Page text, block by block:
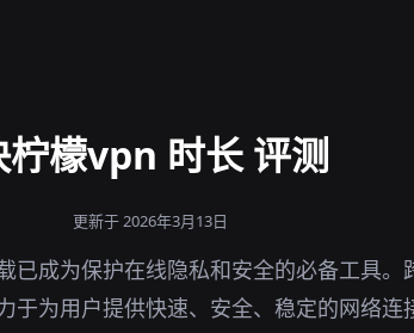
柠檬vpn 时长 评测
更新于 2026年3月13日
已成为保护在线隐私和安全的必备工具。
为用户提供快速、安全、稳定的网络连